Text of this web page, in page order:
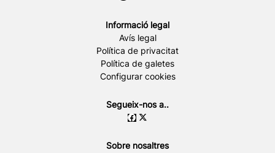
Informació legal
Avís legal
Política de privacitat
Política de galetes
Configurar cookies
Segueix-nos a..
Sobre nosaltres